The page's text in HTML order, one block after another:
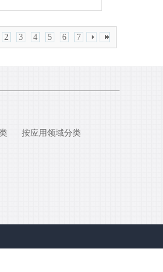
2 3 4 5 6 7
按应用领域分类